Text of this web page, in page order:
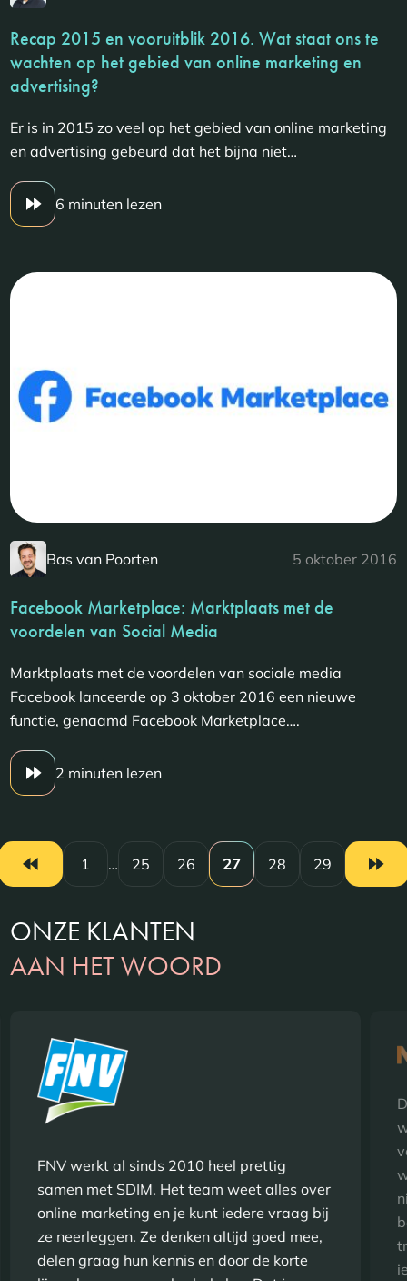
Recap 2015 en vooruitblik 2016. Wat staat ons te
wachten op het gebied van online marketing en
advertising?
Er is in 2015 zo veel op het gebied van online marketing
en advertising gebeurd dat het bijna niet…
6 minuten lezen
Bas van Poorten 5 oktober 2016
Facebook Marketplace: Marktplaats met de
voordelen van Social Media
Marktplaats met de voordelen van sociale media
Facebook lanceerde op 3 oktober 2016 een nieuwe
functie, genaamd Facebook Marketplace….
2 minuten lezen
1 … 25 26 27 28 29
ONZE KLANTEN
AAN HET WOORD
FNV werkt al sinds 2010 heel prettig
samen met SDIM. Het team weet alles over
online marketing en je kunt iedere vraag bij
ze neerleggen. Ze denken altijd goed mee,
delen graag hun kennis en door de korte